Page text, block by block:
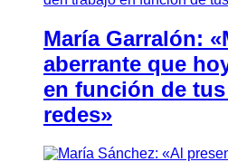
María Garralón:
aberrante que
en función de
redes»